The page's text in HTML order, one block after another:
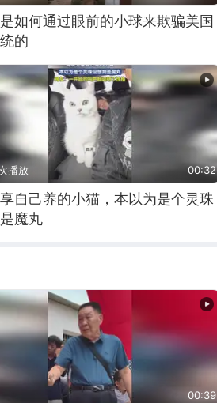
如何通过眼前的小球来欺骗美国
的
播放 00:32
自己养的小猫，本以为是个灵珠
魔丸
00:39